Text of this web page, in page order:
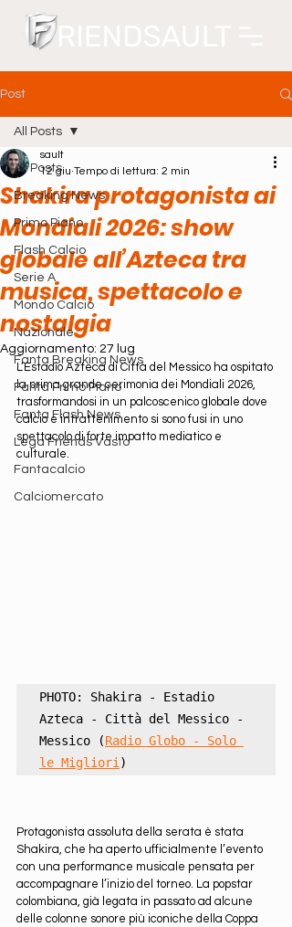
Post
All Posts
Breaking News
Primo Piano
Flash Calcio
Serie A
Mondo Calcio
Nazionale
Fanta Breaking News
Fanta Primo Piano
Fanta Flash News
Lega Friends Vasto
Fantacalcio
Calciomercato
All Posts
Shakira protagonista ai
Mondiali 2026: show
globale all’Azteca tra
musica, spettacolo e
nostalgia
sault
12 giu Tempo di lettura: 2 min
Aggiornamento: 27 lug
L’Estadio Azteca di Città del Messico ha ospitato
la prima grande cerimonia dei Mondiali 2026,
trasformandosi in un palcoscenico globale dove
calcio e intrattenimento si sono fusi in uno
spettacolo di forte impatto mediatico e
culturale.
PHOTO: Shakira - Estadio
Azteca - Città del Messico -
Messico (Radio Globo - Solo
le Migliori)
Protagonista assoluta della serata è stata
Shakira, che ha aperto ufficialmente l’evento
con una performance musicale pensata per
accompagnare l’inizio del torneo. La popstar
colombiana, già legata in passato ad alcune
delle colonne sonore più iconiche della Coppa